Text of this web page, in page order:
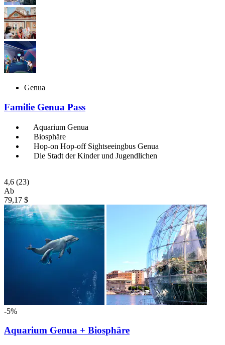
Genua
Familie Genua Pass
Aquarium Genua
Biosphäre
Hop-on Hop-off Sightseeingbus Genua
Die Stadt der Kinder und Jugendlichen
4,6 (23)
Ab
79,17 $
-5%
Aquarium Genua + Biosphäre